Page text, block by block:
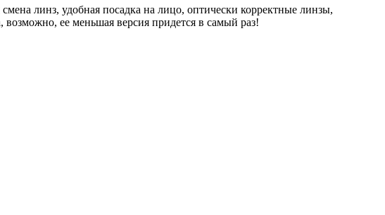
линз, удобная посадка на лицо, оптически корректные линзы,
ее меньшая версия придется в самый раз!